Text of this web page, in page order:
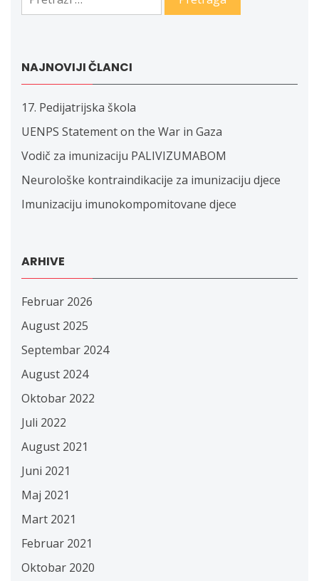
NAJNOVIJI ČLANCI
17. Pedijatrijska škola
UENPS Statement on the War in Gaza
Vodič za imunizaciju PALIVIZUMABOM
Neurološke kontraindikacije za imunizaciju djece
Imunizaciju imunokompomitovane djece
ARHIVE
Februar 2026
August 2025
Septembar 2024
August 2024
Oktobar 2022
Juli 2022
August 2021
Juni 2021
Maj 2021
Mart 2021
Februar 2021
Oktobar 2020